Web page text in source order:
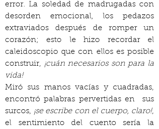
error. La soledad de madrugadas con
desorden emocional, los pedazos
extraviados después de romper un
corazón; esto le hizo recordar el
caleidoscopio que con ellos es posible
construir, ¡cuán necesarios son para la
vida!
Miró sus manos vacías y cuadradas,
encontró palabras pervertidas en  sus
surcos, ¡se escribe con el cuerpo, claro!,
el sentimiento del cuento sería la